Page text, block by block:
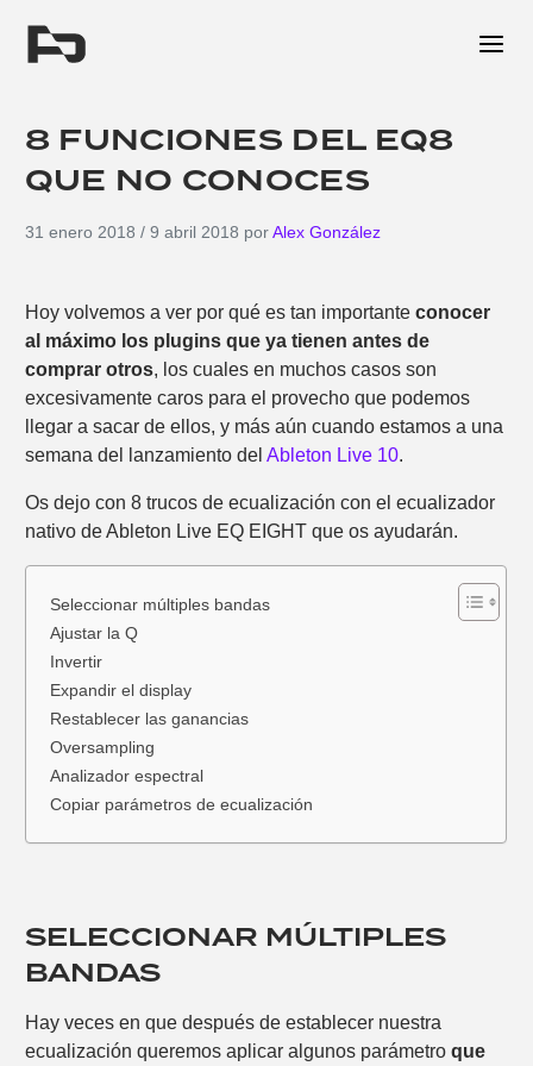
8 FUNCIONES DEL EQ8
QUE NO CONOCES
31 enero 2018 / 9 abril 2018 porAlex González
Hoy volvemos a ver por qué es tan importanteconocer
al máximo los plugins que ya tienen antes de
comprar otros, los cuales en muchos casos son
excesivamente caros para el provecho que podemos
llegar a sacar de ellos, y más aún cuando estamos a una
semana del lanzamiento delAbleton Live 10.
Os dejo con 8 trucos de ecualización con el ecualizador
nativo de Ableton Live EQ EIGHT que os ayudarán.
Seleccionar múltiples bandas
Ajustar la Q
Invertir
Expandir el display
Restablecer las ganancias
Oversampling
Analizador espectral
Copiar parámetros de ecualización
SELECCIONAR MÚLTIPLES
BANDAS
Hay veces en que después de establecer nuestra
ecualización queremos aplicar algunos parámetroque